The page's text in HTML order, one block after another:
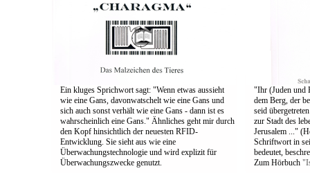
Ein kluges Sprichwort sagt: "Wenn etwas aussieht
wie eine Gans, davonwatschelt wie eine Gans und
sich auch sonst verhält wie eine Gans - dann ist es
wahrscheinlich eine Gans." Ähnliches geht mir durch
den Kopf hinsichtlich der neuesten RFID-
Entwicklung. Sie sieht aus wie eine
Überwachungstechnologie und wird explizit für
Überwachungszwecke genutzt.
"Ihr (Juden und
dem Berg, der
seid
zur Stadt des
Jerusalem ..."
Schriftwort in
bedeutet,
Zum Hörbuch